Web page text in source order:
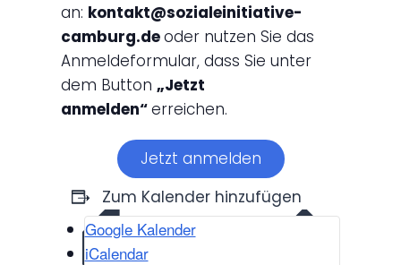
an: kontakt@sozialeinitiative-
camburg.deoder nutzen Sie das
Anmeldeformular, dass Sie unter
dem Button „Jetzt
anmelden“erreichen.
Jetzt anmelden
Zum Kalender hinzufügen
Google Kalender
iCalendar